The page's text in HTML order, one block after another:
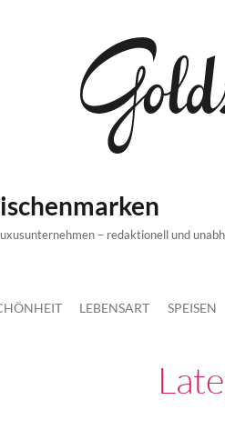
– redaktionell und
LEBENSART SPEISEN